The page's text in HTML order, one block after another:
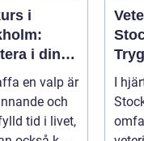
i
i din
en valp är
och
tid i livet,
I